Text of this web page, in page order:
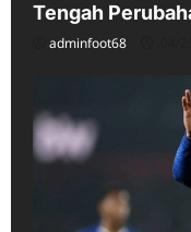
Tengah
adminfoot68